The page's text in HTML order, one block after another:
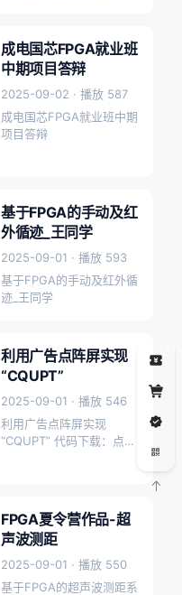
学员作品
成电国芯FPGA就业班
中期项目答辩
2025-09-02 · 播放 587
成电国芯FPGA就业班中期
项目答辩
学员作品
基于FPGA的手动及红
外循迹_王同学
2025-09-01 · 播放 593
基于FPGA的手动及红外循
迹_王同学
学员作品
利用广告点阵屏实现
“CQUPT”
2025-09-01 · 播放 546
利用广告点阵屏实现
“CQUPT” 代码下载：点击
学员作品
FPGA夏令营作品-超
声波测距
2025-09-01 · 播放 550
基于FPGA的超声波测距系